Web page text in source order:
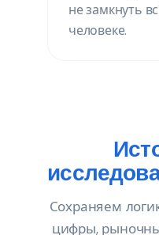
не замкнуть
человеке.
Сохраняем
цифры,